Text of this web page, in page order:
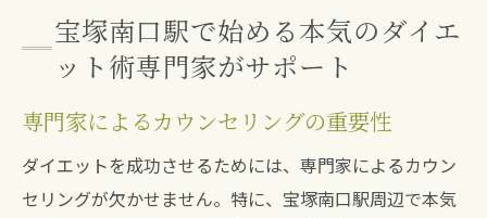
運動プランの効果的な組み立て方
ダイエット成功者の体験談
で理想の体型を
地域密着型プログラムの特徴
理想の体型を目指すステップ
宝塚南口駅で始める本気のダイエ
ット術専門家がサポート
専門家によるカウンセリングの重要性
ダイエットを成功させるためには、専門家によるカウン
セリングが欠かせません。特に、宝塚南口駅周辺で本気